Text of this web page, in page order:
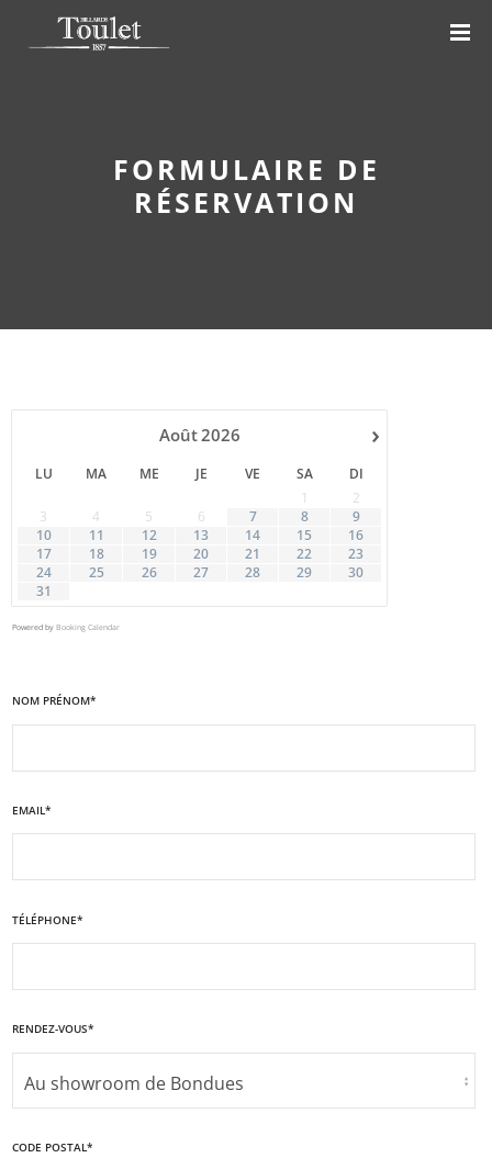
FORMULAIRE DE
RÉSERVATION
›
Août2026
LU MA ME JE VE SA
DI
1
2
3
4 5 6 7 8
9
10
11 12 13 14 15
16
17
18 19 20 21 22
23
24
25 26 27 28 29
30
31
Powered byBooking Calendar
NOM PRÉNOM*
EMAIL*
TÉLÉPHONE*
RENDEZ-VOUS*
CODE POSTAL*